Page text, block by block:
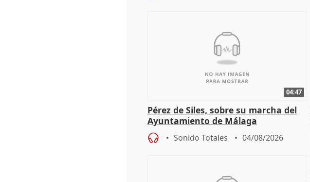
04:47
Pérez de Siles, sobre su marcha del
Ayuntamiento de Málaga
Sonido Totales 04/08/2026